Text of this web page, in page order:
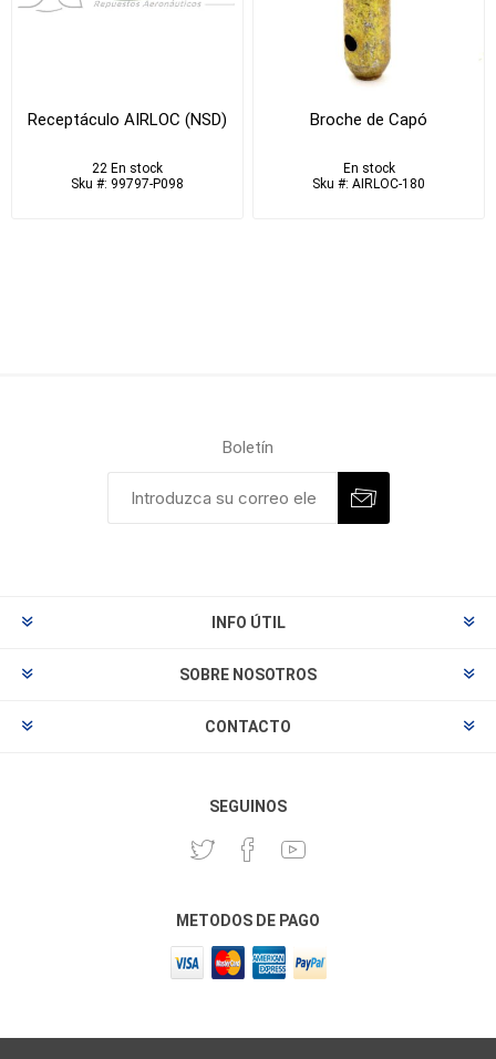
Receptáculo AIRLOC (NSD)
22 En stock
Sku #: 99797-P098
Broche de Capó
En stock
Sku #: AIRLOC-180
Boletín
INFO ÚTIL
SOBRE NOSOTROS
CONTACTO
SEGUINOS
METODOS DE PAGO